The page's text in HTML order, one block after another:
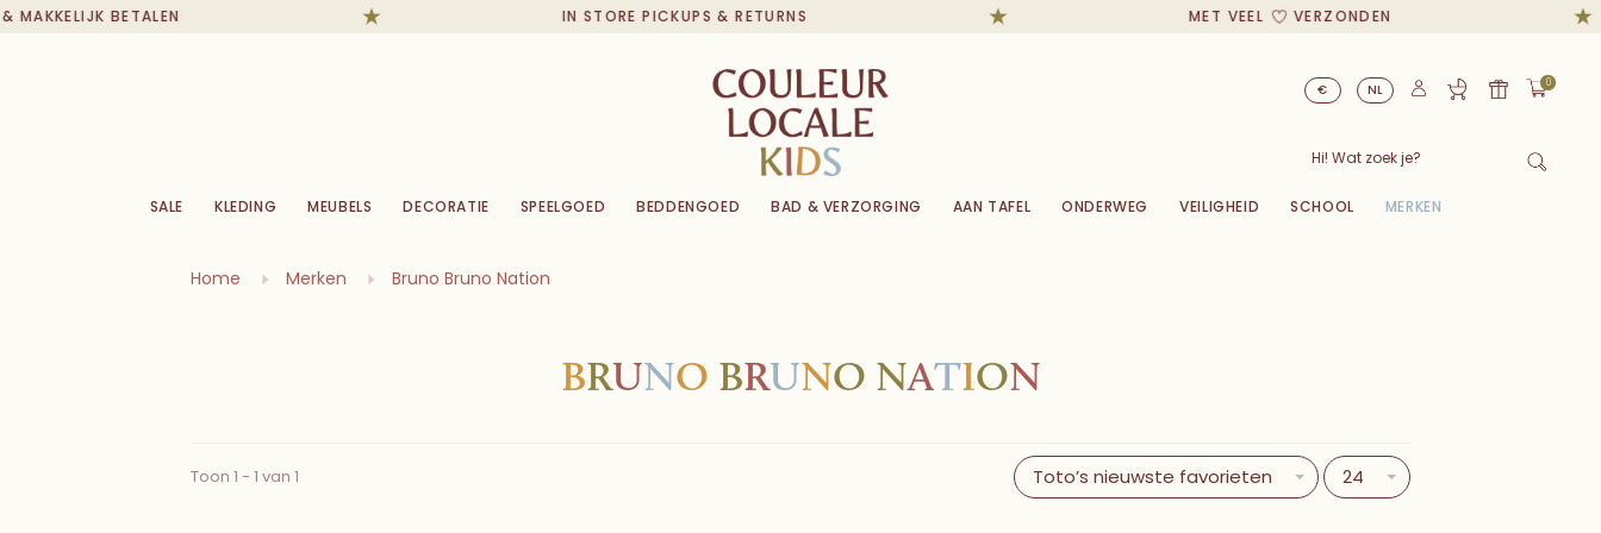
BETALEN IN STORE PICKUPS & RETURNS MET VEEL VERZONDEN
€ NL 0
SALE KLEDING MEUBELS DECORATIE SPEELGOED BEDDENGOED BAD & VERZORGING AAN TAFEL ONDERWEG VEILIGHEID SCHOOL MERKEN
Home Merken Bruno Bruno Nation
BRUNO BRUNO NATION
Toon 1 - 1 van 1 Toto’s nieuwste favorieten 24